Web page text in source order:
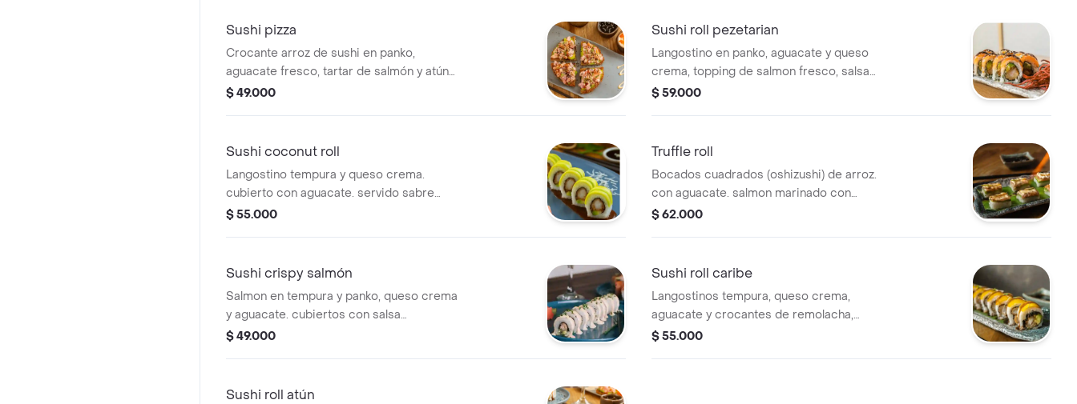
Sushi pizza
Crocante arroz de sushi en panko,
aguacate fresco, tartar de salmón y atún
marinados con salsa pezetarian, top. con
$ 49.000
Sushi roll pezetarian
Langostino en panko, aguacate y queso
crema, topping de salmon fresco, salsa
de anguila y ralladura de limon.
$ 59.000
Sushi coconut roll
Langostino tempura y queso crema.
cubierto con aguacate. servido sabre
teriyaki y coco fresco.
$ 55.000
Truffle roll
Bocados cuadrados (oshizushi) de arroz.
con aguacate. salmon marinado con
ponzu y wasabi, terminado con mayo-
$ 62.000
Sushi crispy salmón
Salmon en tempura y panko, queso crema
y aguacate. cubiertos con salsa
acevichada. salsa spicy-mayo y cebollin.
$ 49.000
Sushi roll caribe
Langostinos tempura, queso crema,
aguacate y crocantes de remolacha,
topping de platano maduro flameado y
$ 55.000
Sushi roll atún